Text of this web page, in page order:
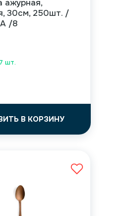
шт.
ажурная,
30см, 250шт. /
/8
В КОРЗИНУ